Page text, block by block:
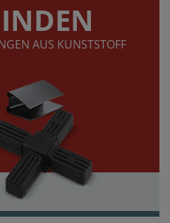
AUS KUNSTSTOFF